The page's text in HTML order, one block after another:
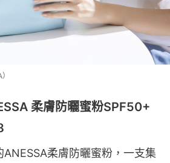
柔膚防曬蜜粉SPF50+
柔膚防曬蜜粉，一支集